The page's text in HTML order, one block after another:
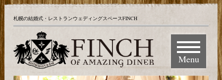
札幌の結婚式・レストランウェディングスペースFINCH
Menu